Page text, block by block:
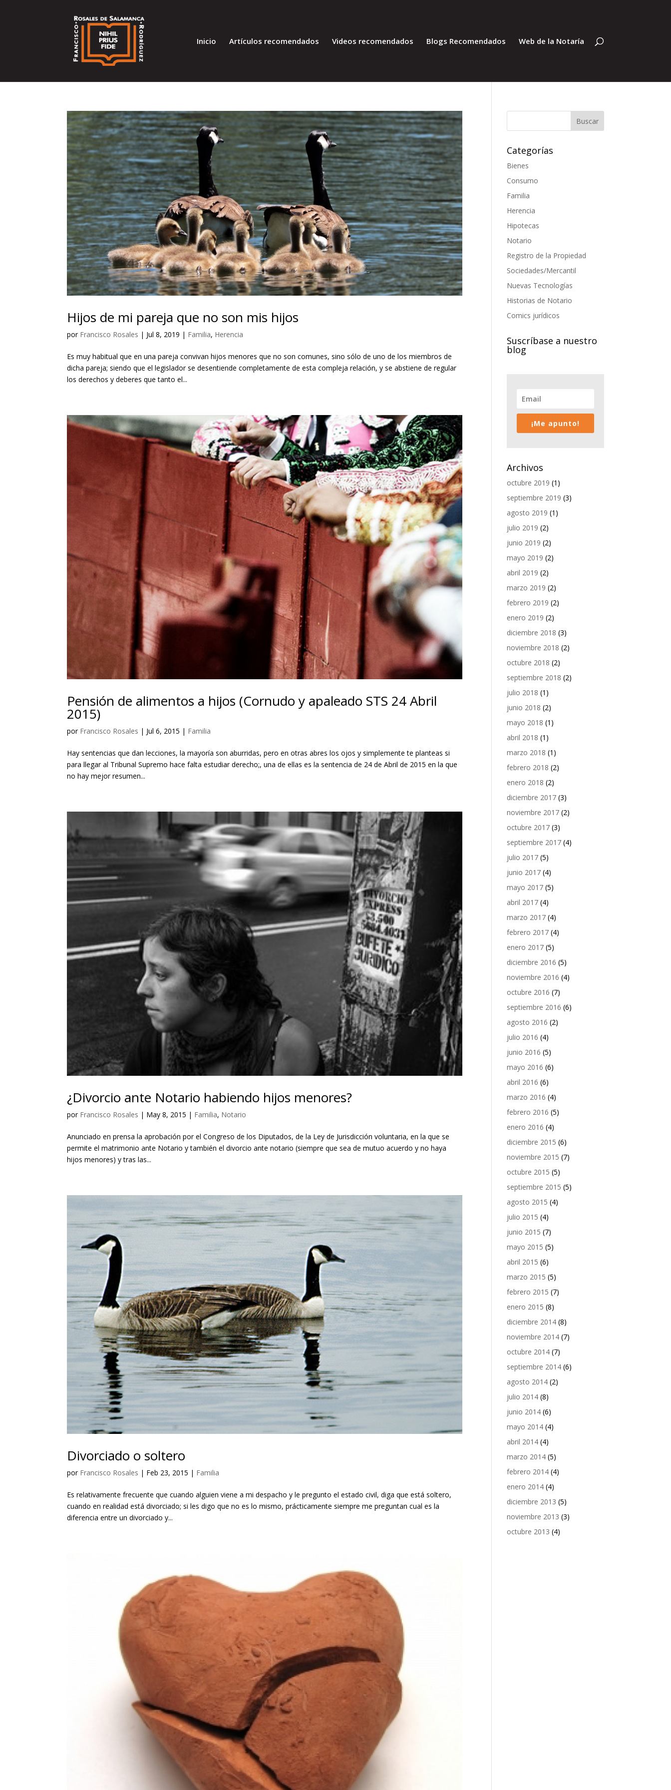
Inicio Artículos recomendados Videos recomendados Blogs Recomendados Web de la Notaría
Hijos de mi pareja que no son mis hijos
por Francisco Rosales | Jul 8, 2019 | Familia, Herencia
Es muy habitual que en una pareja convivan hijos menores que no son comunes, sino sólo de uno de los miembros de
dicha pareja; siendo que el legislador se desentiende completamente de esta compleja relación, y se abstiene de regular
los derechos y deberes que tanto el...
Pensión de alimentos a hijos (Cornudo y apaleado STS 24 Abril
2015)
por Francisco Rosales | Jul 6, 2015 | Familia
Hay sentencias que dan lecciones, la mayoría son aburridas, pero en otras abres los ojos y simplemente te planteas si
para llegar al Tribunal Supremo hace falta estudiar derecho;, una de ellas es la sentencia de 24 de Abril de 2015 en la que
no hay mejor resumen...
¿Divorcio ante Notario habiendo hijos menores?
por Francisco Rosales | May 8, 2015 | Familia, Notario
Anunciado en prensa la aprobación por el Congreso de los Diputados, de la Ley de Jurisdicción voluntaria, en la que se
permite el matrimonio ante Notario y también el divorcio ante notario (siempre que sea de mutuo acuerdo y no haya
hijos menores) y tras las...
Divorciado o soltero
por Francisco Rosales | Feb 23, 2015 | Familia
Es relativamente frecuente que cuando alguien viene a mi despacho y le pregunto el estado civil, diga que está soltero,
cuando en realidad está divorciado; si les digo que no es lo mismo, prácticamente siempre me preguntan cual es la
diferencia entre un divorciado y...
Categorías
Bienes
Consumo
Familia
Herencia
Hipotecas
Notario
Registro de la Propiedad
Sociedades/Mercantil
Nuevas Tecnologías
Historias de Notario
Comics jurídicos
Suscríbase a nuestro
blog
¡Me apunto!
Archivos
octubre 2019 (1)
septiembre 2019 (3)
agosto 2019 (1)
julio 2019 (2)
junio 2019 (2)
mayo 2019 (2)
abril 2019 (2)
marzo 2019 (2)
febrero 2019 (2)
enero 2019 (2)
diciembre 2018 (3)
noviembre 2018 (2)
octubre 2018 (2)
septiembre 2018 (2)
julio 2018 (1)
junio 2018 (2)
mayo 2018 (1)
abril 2018 (1)
marzo 2018 (1)
febrero 2018 (2)
enero 2018 (2)
diciembre 2017 (3)
noviembre 2017 (2)
octubre 2017 (3)
septiembre 2017 (4)
julio 2017 (5)
junio 2017 (4)
mayo 2017 (5)
abril 2017 (4)
marzo 2017 (4)
febrero 2017 (4)
enero 2017 (5)
diciembre 2016 (5)
noviembre 2016 (4)
octubre 2016 (7)
septiembre 2016 (6)
agosto 2016 (2)
julio 2016 (4)
junio 2016 (5)
mayo 2016 (6)
abril 2016 (6)
marzo 2016 (4)
febrero 2016 (5)
enero 2016 (4)
diciembre 2015 (6)
noviembre 2015 (7)
octubre 2015 (5)
septiembre 2015 (5)
agosto 2015 (4)
julio 2015 (4)
junio 2015 (7)
mayo 2015 (5)
abril 2015 (6)
marzo 2015 (5)
febrero 2015 (7)
enero 2015 (8)
diciembre 2014 (8)
noviembre 2014 (7)
octubre 2014 (7)
septiembre 2014 (6)
agosto 2014 (2)
julio 2014 (8)
junio 2014 (6)
mayo 2014 (4)
abril 2014 (4)
marzo 2014 (5)
febrero 2014 (4)
enero 2014 (4)
diciembre 2013 (5)
noviembre 2013 (3)
octubre 2013 (4)